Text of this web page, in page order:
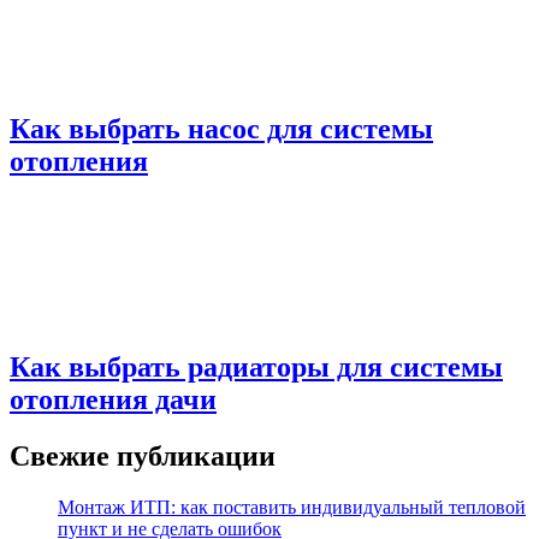
Как выбрать насос для системы
отопления
Как выбрать радиаторы для системы
отопления дачи
Свежие публикации
Монтаж ИТП: как поставить индивидуальный тепловой
пункт и не сделать ошибок